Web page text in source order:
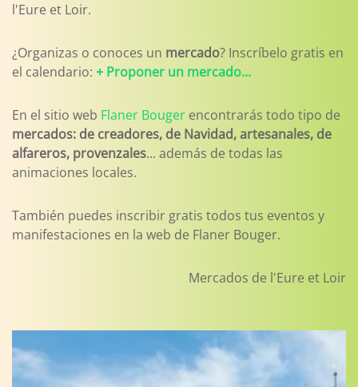
l'Eure et Loir.
¿Organizas o conoces un mercado? Inscríbelo gratis en
el calendario: + Proponer un mercado...
En el sitio web Flaner Bouger encontrarás todo tipo de
mercados: de creadores, de Navidad, artesanales, de
alfareros, provenzales... además de todas las
animaciones locales.
También puedes inscribir gratis todos tus eventos y
manifestaciones en la web de Flaner Bouger.
Mercados de l'Eure et Loir